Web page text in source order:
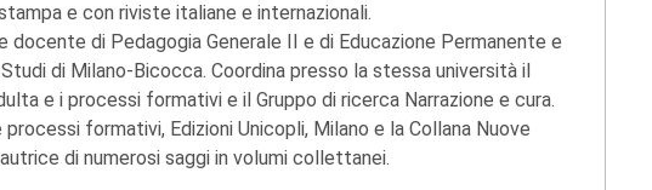
e con riviste italiane e internazionali.
docente di Pedagogia Generale II e di Educazione Permanente e
di Milano-Bicocca. Coordina presso la stessa università il
e i processi formativi e il Gruppo di ricerca Narrazione e cura.
formativi, Edizioni Unicopli, Milano e la Collana Nuove
di numerosi saggi in volumi collettanei.